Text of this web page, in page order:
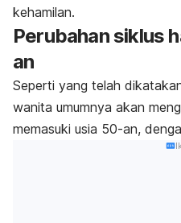
kehamilan.
Perubahan siklus
an
Seperti yang telah
wanita umumnya akan
memasuki usia 50-an,